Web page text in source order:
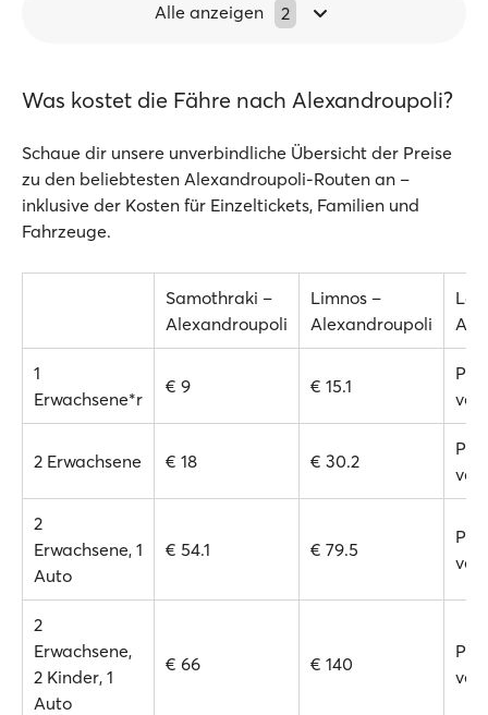
Alle anzeigen 2
Was kostet die Fähre nach Alexandroupoli?
Schaue dir unsere unverbindliche Übersicht der Preise
zu den beliebtesten Alexandroupoli-Routen an –
inklusive der Kosten für Einzeltickets, Familien und
Fahrzeuge.
Samothraki –
Alexandroupoli
Limnos –
Alexandroupoli
1
Erwachsene*r
€ 9 € 15.1
2 Erwachsene € 18 € 30.2
2
Erwachsene, 1
Auto
€ 54.1 € 79.5
2
Erwachsene,
2 Kinder, 1
Auto
€ 66 € 140